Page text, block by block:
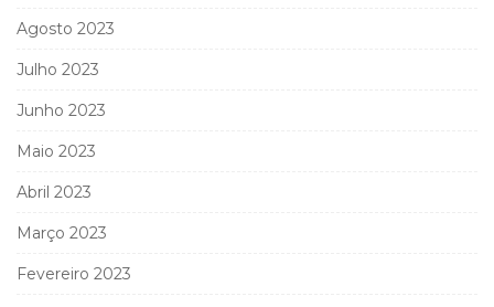
Agosto 2023
Julho 2023
Junho 2023
Maio 2023
Abril 2023
Março 2023
Fevereiro 2023